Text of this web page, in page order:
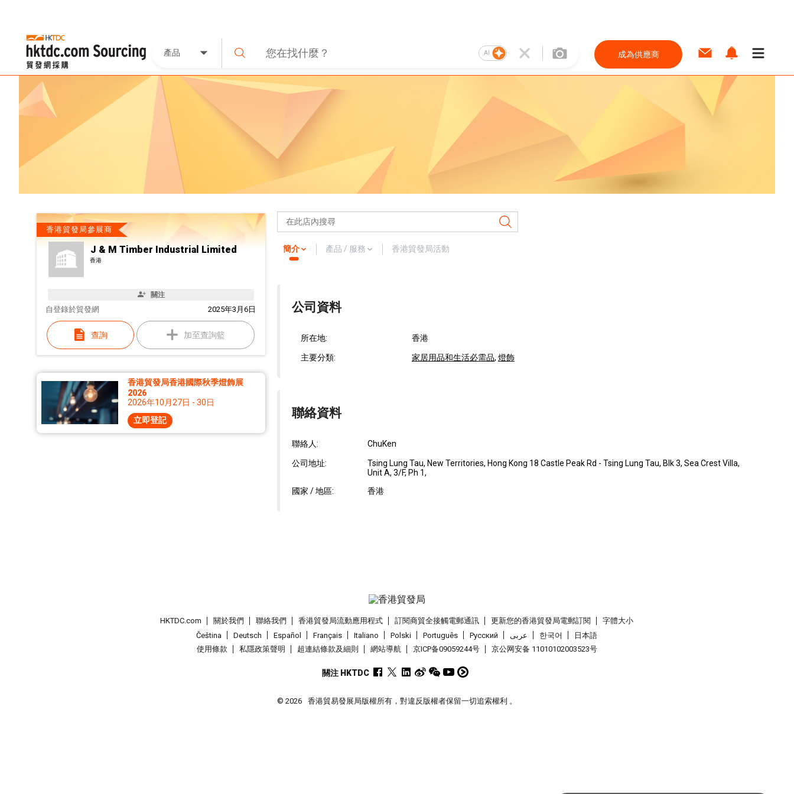
產品 AI 成為供應商
香港貿發局參展商
J & M Timber Industrial Limited
香港
關注
自 2025年3月6日
登錄於貿發網
查詢 加至查詢籃
香港貿發局香港國際秋季燈飾展
2026
2026年10月27日 - 30日
立即登記
簡介 產品 / 服務 香港貿發局活動
公司資料
所在地: 香港
主要分類: 家居用品和生活必需品, 燈飾
聯絡資料
聯絡人: ChuKen
公司地址:
Tsing Lung Tau, New Territories, Hong Kong 18 Castle Peak Rd - Tsing Lung Tau, Blk 3, Sea Crest Villa,
Unit A, 3/F, Ph 1,
國家 / 地區:
香港
HKTDC.com 關於我們 聯絡我們 香港貿發局流動應用程式 訂閱商貿全接觸電郵通訊 更新您的香港貿發局電郵訂閱
字體大小
Čeština
Deutsch Español Français Italiano Polski Português Pусский عربى 한국어
日本語
使用條款
私隱政策聲明 超連結條款及細則 網站導航 京ICP备09059244号 京公网安备 11010102003523号
關注 HKTDC
© 2026 香港貿易發展局版權所有，對違反版權者保留一切追索權利 。